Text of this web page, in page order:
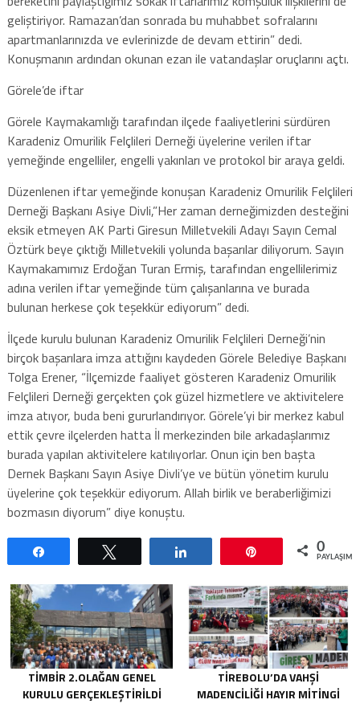
geliştiriyor. Ramazan’dan sonrada bu muhabbet sofralarını
apartmanlarınızda ve evlerinizde de devam ettirin” dedi.
Konuşmanın ardından okunan ezan ile vatandaşlar oruçlarını açtı.
Görele’de iftar
Görele Kaymakamlığı tarafından ilçede faaliyetlerini sürdüren
Karadeniz Omurilik Felçlileri Derneği üyelerine verilen iftar
yemeğinde engelliler, engelli yakınları ve protokol bir araya geldi.
Düzenlenen iftar yemeğinde konuşan Karadeniz Omurilik Felçlileri
Derneği Başkanı Asiye Divli,”Her zaman derneğimizden desteğini
eksik etmeyen AK Parti Giresun Milletvekili Adayı Sayın Cemal
Öztürk beye çıktığı Milletvekili yolunda başarılar diliyorum. Sayın
Kaymakamımız Erdoğan Turan Ermiş, tarafından engellilerimiz
adına verilen iftar yemeğinde tüm çalışanlarına ve burada
bulunan herkese çok teşekkür ediyorum” dedi.
İlçede kurulu bulunan Karadeniz Omurilik Felçlileri Derneği’nin
birçok başarılara imza attığını kaydeden Görele Belediye Başkanı
Tolga Erener, “İlçemizde faaliyet gösteren Karadeniz Omurilik
Felçlileri Derneği gerçekten çok güzel hizmetlere ve aktivitelere
imza atıyor, buda beni gururlandırıyor. Görele’yi bir merkez kabul
ettik çevre ilçelerden hatta İl merkezinden bile arkadaşlarımız
burada yapılan aktivitelere katılıyorlar. Onun için ben başta
Dernek Başkanı Sayın Asiye Divli’ye ve bütün yönetim kurulu
üyelerine çok teşekkür ediyorum. Allah birlik ve beraberliğimizi
bozmasın diyorum” diye konuştu.
0
TİMBİR 2.OLAĞAN GENEL
KURULU GERÇEKLEŞTIRILDI
TIREBOLU’DA VAHŞI
MADENCILIĞI HAYIR MITINGI